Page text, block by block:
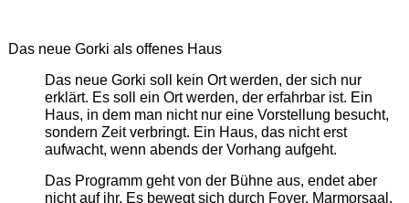
Das neue Gorki als offenes Haus
Das neue Gorki soll kein Ort werden, der sich nur
erklärt. Es soll ein Ort werden, der erfahrbar ist. Ein
Haus, in dem man nicht nur eine Vorstellung besucht,
sondern Zeit verbringt. Ein Haus, das nicht erst
aufwacht, wenn abends der Vorhang aufgeht.
Das Programm geht von der Bühne aus, endet aber
nicht auf ihr. Es bewegt sich durch Foyer, Marmorsaal,